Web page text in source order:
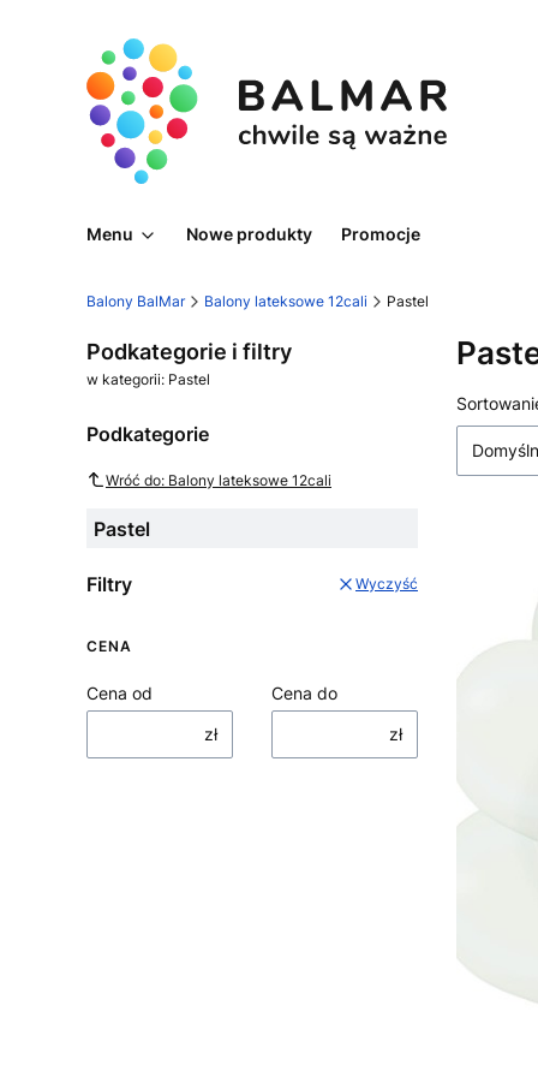
Menu Nowe produkty Promocje
Balony BalMar Balony lateksowe 12cali Pastel
Podkategorie i filtry
w kategorii: Pastel
Podkategorie
Wróć do: Balony lateksowe 12cali
Pastel
Filtry Wyczyść
CENA
Cena od
zł
Cena do
zł
Lista